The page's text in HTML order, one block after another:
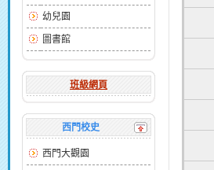
幼兒園
圖書館
班級網頁
西門校史
西門大觀園